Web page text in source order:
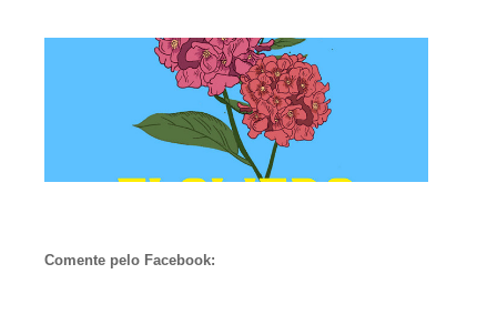
Comente pelo Facebook: